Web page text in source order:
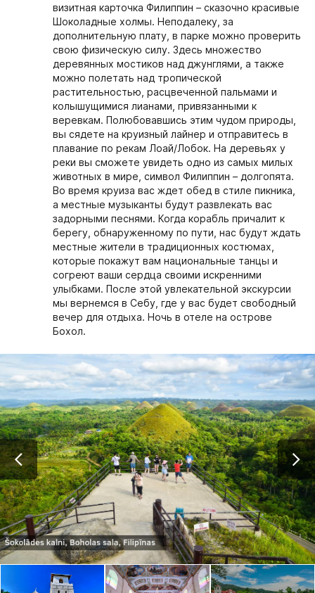
визитная карточка Филиппин – сказочно красивые
Шоколадные холмы. Неподалеку, за
дополнительную плату, в парке можно проверить
свою физическую силу. Здесь множество
деревянных мостиков над джунглями, а также
можно полетать над тропической
растительностью, расцвеченной пальмами и
колышущимися лианами, привязанными к
веревкам. Полюбовавшись этим чудом природы,
вы сядете на круизный лайнер и отправитесь в
плавание по рекам Лоай/Лобок. На деревьях у
реки вы сможете увидеть одно из самых милых
животных в мире, символ Филиппин – долгопята.
Во время круиза вас ждет обед в стиле пикника,
а местные музыканты будут развлекать вас
задорными песнями. Когда корабль причалит к
берегу, обнаруженному по пути, нас будут ждать
местные жители в традиционных костюмах,
которые покажут вам национальные танцы и
согреют ваши сердца своими искренними
улыбками. После этой увлекательной экскурсии
мы вернемся в Себу, где у вас будет свободный
вечер для отдыха. Ночь в отеле на острове
Бохол.